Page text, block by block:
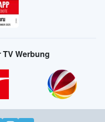
Werbung